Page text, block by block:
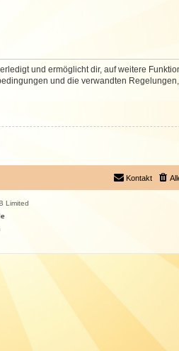
und ermöglicht dir, auf weitere
und die verwandten
Kontakt
Limited